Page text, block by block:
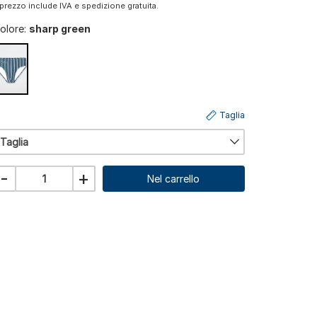
include IVA e spedizione gratuita.
sharp green
Taglia
Taglia
- + Nel carrello